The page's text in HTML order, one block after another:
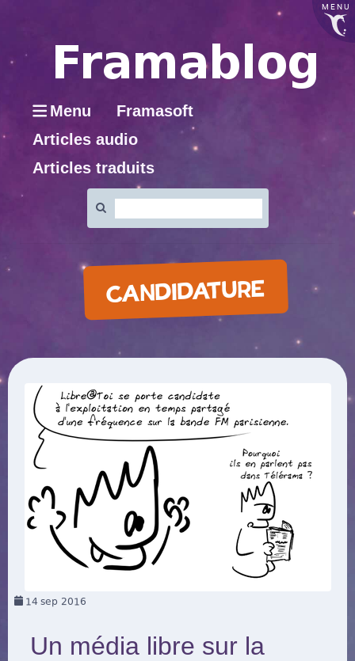
MENU
Menu
Framasoft
Articles audio
Articles traduits
:
CANDIDATURE
14sep 2016
Un média libre sur la